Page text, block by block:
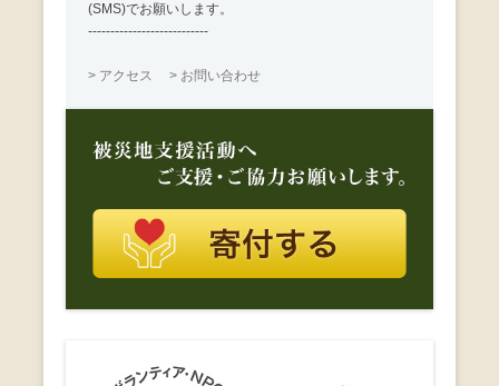
(SMS)でお願いします。
---------------------------
> アクセス > お問い合わせ